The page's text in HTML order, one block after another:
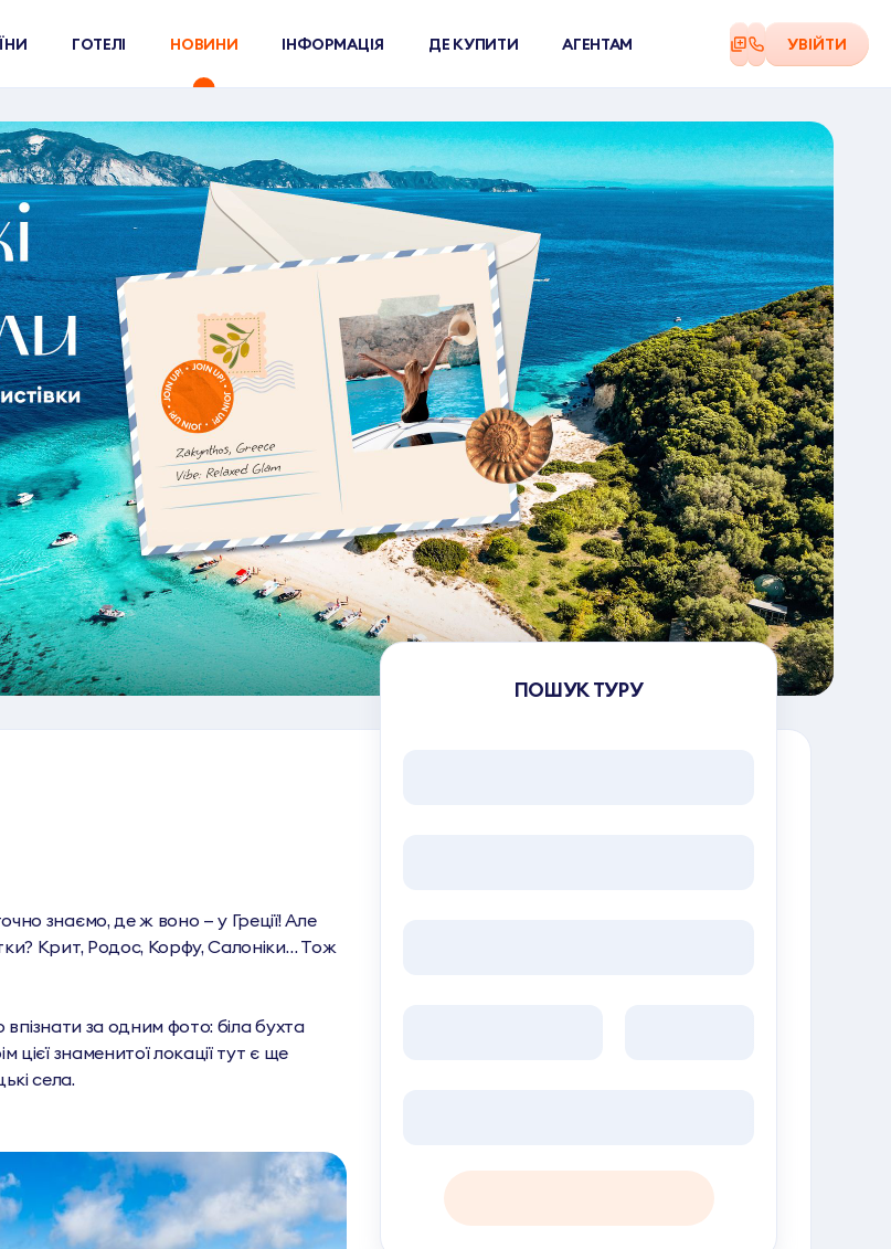
ГОТЕЛІ НОВИНИ ІНФОРМАЦІЯ ДЕ КУПИТИ АГЕНТАМ УВІЙТИ
знаємо, де ж воно — у Греції! Але
Крит, Родос, Корфу, Салоніки… Тож
впізнати за одним фото: біла бухта
цієї знаменитої локації тут є ще
села.
ПОШУК ТУРУ